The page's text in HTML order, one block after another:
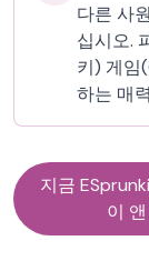
다른 사
십시오.
키) 게임
하는 매
지금
이